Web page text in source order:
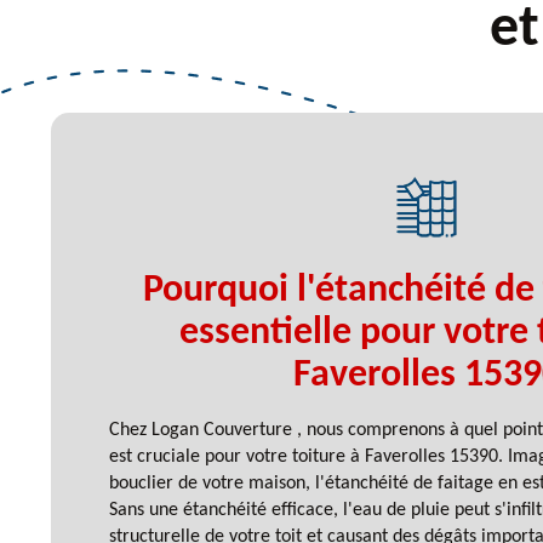
Pourquoi l'étanchéité
essentielle pour votre
Faverolles
Chez Logan Couverture , nous comprenons à quel
est cruciale pour votre toiture à Faverolles 15390.
bouclier de votre maison, l'étanchéité de faitage en
Sans une étanchéité efficace, l'eau de pluie peut
structurelle de votre toit et causant des dégâts